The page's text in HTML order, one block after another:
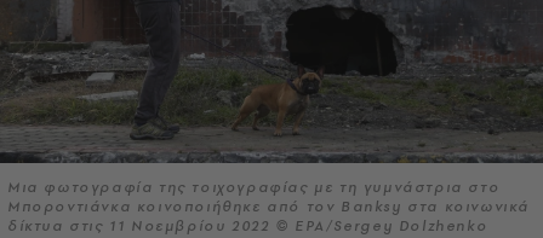
Μια φωτογραφία της τοιχογραφίας με τη γυμνάστρια στο
Μποροντιάνκα κοινοποιήθηκε από τον Banksy στα κοινωνικά
δίκτυα στις 11 Νοεμβρίου 2022 © EPA/Sergey Dolzhenko